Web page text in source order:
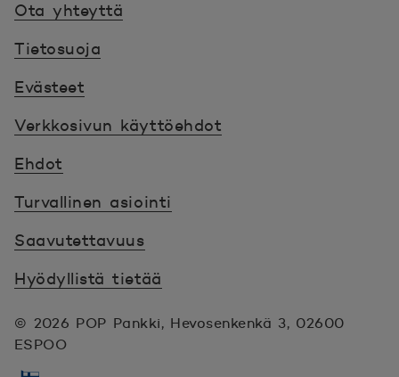
Ota yhteyttä
Tietosuoja
Evästeet
Verkkosivun käyttöehdot
Ehdot
Turvallinen asiointi
Saavutettavuus
Hyödyllistä tietää
© 2026 POP Pankki, Hevosenkenkä 3, 02600
ESPOO